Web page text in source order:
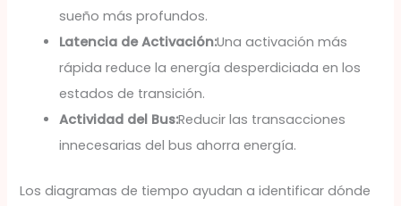
sueño más profundos.
Latencia de Activación:Una activación más
rápida reduce la energía desperdiciada en los
estados de transición.
Actividad del Bus:Reducir las transacciones
innecesarias del bus ahorra energía.
Los diagramas de tiempo ayudan a identificar dónde